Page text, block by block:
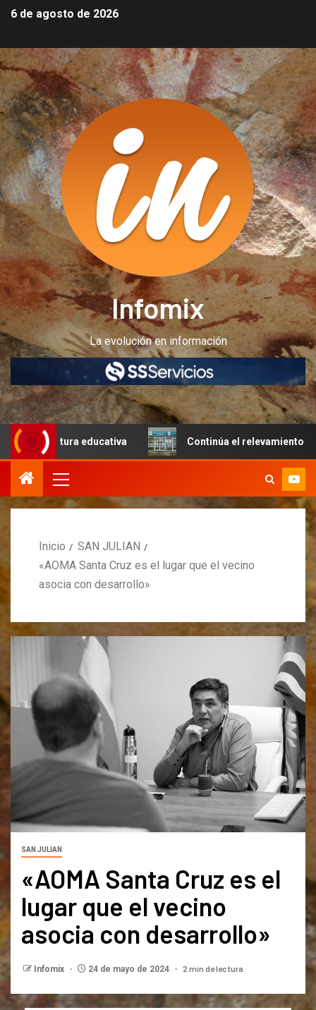
6 de agosto de 2026
Infomix
La evolución en información
educativa Continúa el relevamiento técnico en
Inicio
SAN JULIAN
«AOMA Santa Cruz es el lugar que el vecino
asocia con desarrollo»
SAN JULIAN
«AOMA Santa Cruz es el
lugar que el vecino
asocia con desarrollo»
Infomix 24 de mayo de 2024 2 min de lectura